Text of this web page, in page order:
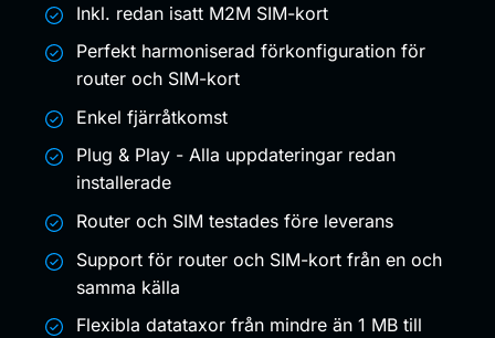
Inkl. redan isatt M2M SIM-kort
Perfekt harmoniserad förkonfiguration för
router och SIM-kort
Enkel fjärråtkomst
Plug & Play - Alla uppdateringar redan
installerade
Router och SIM testades före leverans
Support för router och SIM-kort från en och
samma källa
Flexibla datataxor från mindre än 1 MB till